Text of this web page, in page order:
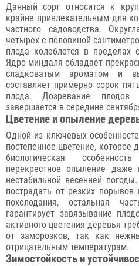
Данный сорт относится к
крайне привлекательным для
частного садоводства.
четырех с половиной
плода колеблется в
Ядро миндаля обладает
сладковатым ароматом и
составляет примерно сорок
плода. Дозревание плодов
завершается в середине
Цветение и опыление
Одной из ключевых
постепенное цветение, которое
биологическая
перекрестное опыление даже
нестабильной весенней
пострадать от резких порывов
похолодания, остальная
гарантирует завязывание
активного цветения деревья
от заморозков, так как
отрицательным температурам.
Зимостойкость и